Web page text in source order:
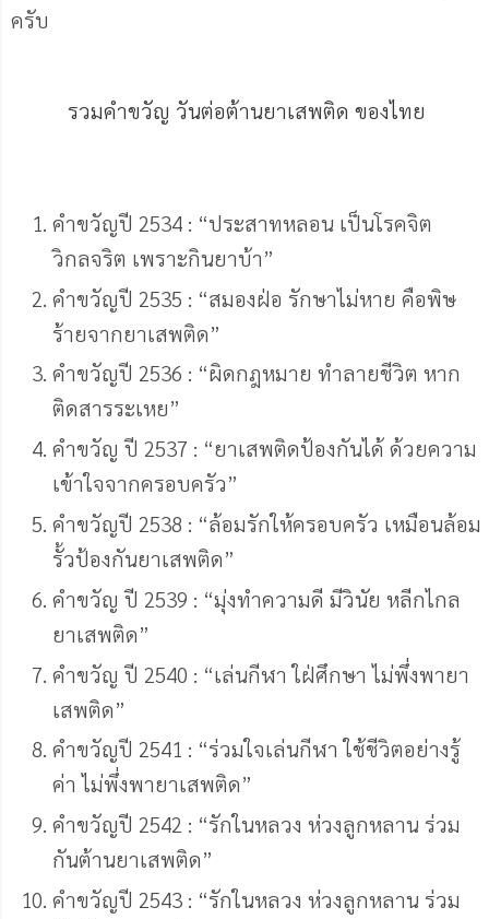
ครับ
รวมคำขวัญ วันต่อต้านยาเสพติด ของไทย
คําขวัญปี 2534 : “ประสาทหลอน เป็นโรคจิต
วิกลจริต เพราะกินยาบ้า”
คําขวัญปี 2535 : “สมองฝ่อ รักษาไม่หาย คือพิษ
ร้ายจากยาเสพติด”
คําขวัญปี 2536 : “ผิดกฎหมาย ทำลายชีวิต หาก
ติดสารระเหย”
คําขวัญ ปี 2537 : “ยาเสพติดป้องกันได้ ด้วยความ
เข้าใจจากครอบครัว”
คําขวัญปี 2538 : “ล้อมรักให้ครอบครัว เหมือนล้อม
รั้วป้องกันยาเสพติด”
คําขวัญ ปี 2539 : “มุ่งทำความดี มีวินัย หลีกไกล
ยาเสพติด”
คําขวัญ ปี 2540 : “เล่นกีฬา ใฝ่ศึกษา ไม่พึ่งพายา
เสพติด”
คําขวัญปี 2541 : “ร่วมใจเล่นกีฬา ใช้ชีวิตอย่างรู้
ค่า ไม่พึ่งพายาเสพติด”
คําขวัญปี 2542 : “รักในหลวง ห่วงลูกหลาน ร่วม
กันต้านยาเสพติด”
คําขวัญปี 2543 : “รักในหลวง ห่วงลูกหลาน ร่วม